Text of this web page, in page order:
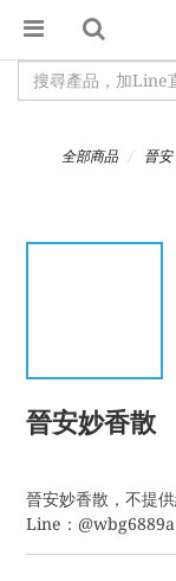
全部商品 晉安
晉安妙香散
晉安妙香散，不提
Line：@wbg6889a